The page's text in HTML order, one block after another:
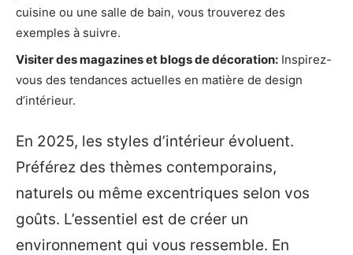
cuisine ou une salle de bain, vous trouverez des
exemples à suivre.
Visiter des magazines et blogs de décoration: Inspirez-
vous des tendances actuelles en matière de design
d’intérieur.
En 2025, les styles d’intérieur évoluent.
Préférez des thèmes contemporains,
naturels ou même excentriques selon vos
goûts. L’essentiel est de créer un
environnement qui vous ressemble. En